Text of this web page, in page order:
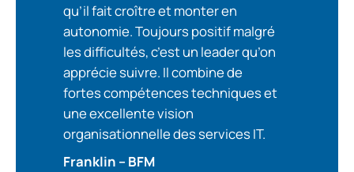
qu’il fait croître et monter en
autonomie. Toujours positif malgré
les difficultés, c’est un leader qu’on
apprécie suivre. Il combine de
fortes compétences techniques et
une excellente vision
organisationnelle des services IT.
Franklin – BFM